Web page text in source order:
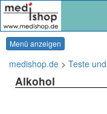
Menü anzeigen
medishop.de > Teste
Alkohol